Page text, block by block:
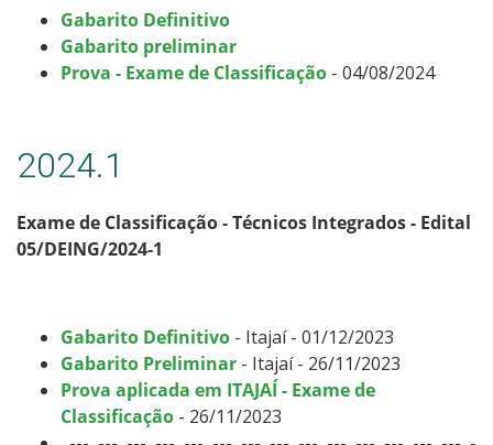
Gabarito Definitivo
Gabarito preliminar
Prova - Exame de Classificação - 04/08/2024
2024.1
Exame de Classificação - Técnicos Integrados - Edital
05/DEING/2024-1
Gabarito Definitivo - Itajaí - 01/12/2023
Gabarito Preliminar - Itajaí - 26/11/2023
Prova aplicada em ITAJAÍ - Exame de
Classificação - 26/11/2023